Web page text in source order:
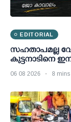
EDITORIAL
സഹതാപമല്ല
കുട്ടനാടിനെ
06 08 2026 8 mins